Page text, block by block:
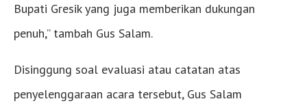
Bupati Gresik yang juga memberikan dukungan
penuh,’’ tambah Gus Salam.
Disinggung soal evaluasi atau catatan atas
penyelenggaraan acara tersebut, Gus Salam